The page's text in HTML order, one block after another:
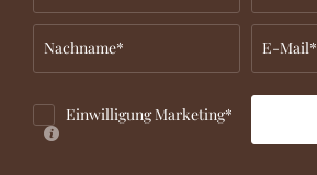
Nachname* E-Mail*
Einwilligung Marketing*